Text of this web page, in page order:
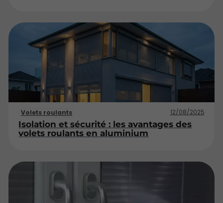
Volets roulants 12/08/2025
Isolation et sécurité : les avantages des
volets roulants en aluminium